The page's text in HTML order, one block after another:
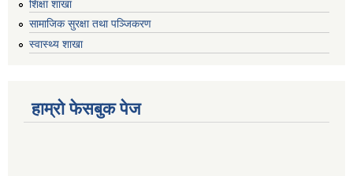
शिक्षा शाखा
सामाजिक सुरक्षा तथा पञ्जिकरण
स्वास्थ्य शाखा
हाम्रो फेसबुक पेज